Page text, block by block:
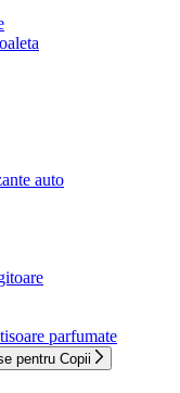
auto
parfumate
pentru Copii